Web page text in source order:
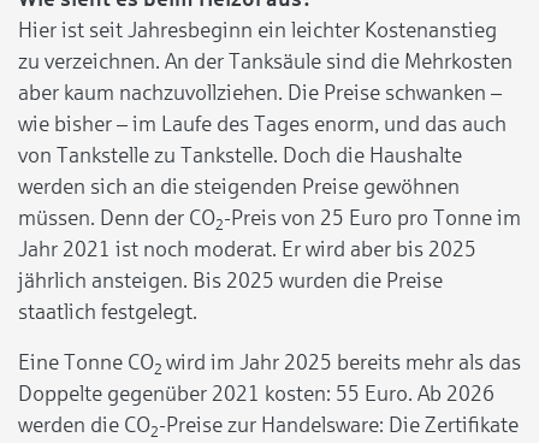
Hier ist seit Jahresbeginn ein leichter Kostenanstieg
zu verzeichnen. An der Tanksäule sind die Mehrkosten
aber kaum nachzuvollziehen. Die Preise schwanken –
wie bisher – im Laufe des Tages enorm, und das auch
von Tankstelle zu Tankstelle. Doch die Haushalte
werden sich an die steigenden Preise gewöhnen
müssen. Denn der CO2-Preis von 25 Euro pro Tonne im
Jahr 2021 ist noch moderat. Er wird aber bis 2025
jährlich ansteigen. Bis 2025 wurden die Preise
staatlich festgelegt.
Eine Tonne CO2 wird im Jahr 2025 bereits mehr als das
Doppelte gegenüber 2021 kosten: 55 Euro. Ab 2026
werden die CO2-Preise zur Handelsware: Die Zertifikate